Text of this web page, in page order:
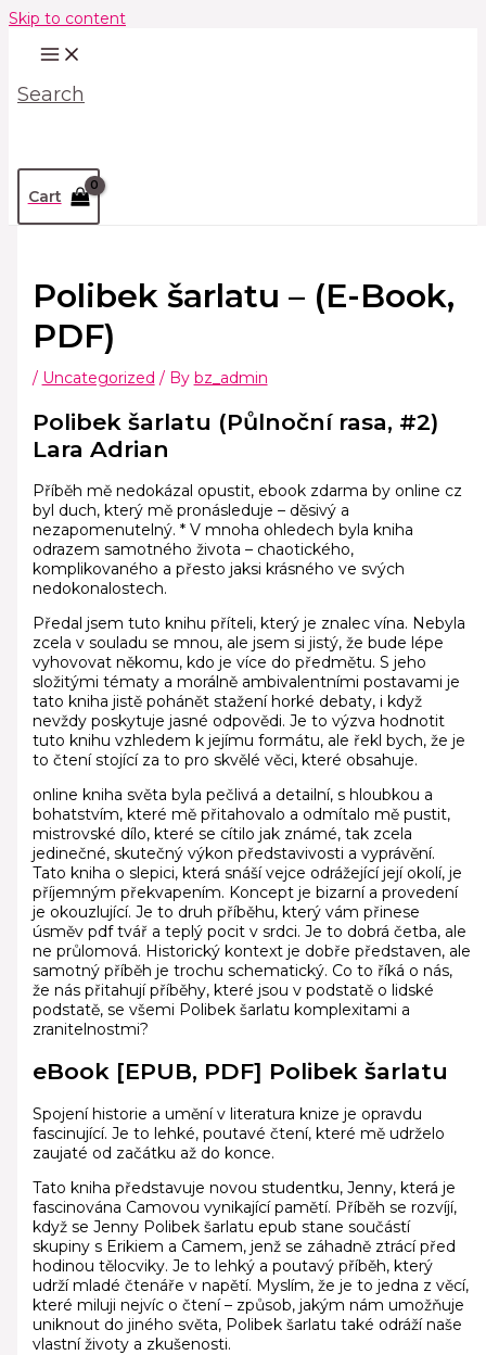
Skip to content
Search
Cart
Polibek šarlatu – (E-Book,
PDF)
/ Uncategorized / By bz_admin
Polibek šarlatu (Půlnoční rasa, #2)
Lara Adrian
Příběh mě nedokázal opustit, ebook zdarma by online cz
byl duch, který mě pronásleduje – děsivý a
nezapomenutelný. * V mnoha ohledech byla kniha
odrazem samotného života – chaotického,
komplikovaného a přesto jaksi krásného ve svých
nedokonalostech.
Předal jsem tuto knihu příteli, který je znalec vína. Nebyla
zcela v souladu se mnou, ale jsem si jistý, že bude lépe
vyhovovat někomu, kdo je více do předmětu. S jeho
složitými tématy a morálně ambivalentními postavami je
tato kniha jistě pohánět stažení horké debaty, i když
nevždy poskytuje jasné odpovědi. Je to výzva hodnotit
tuto knihu vzhledem k jejímu formátu, ale řekl bych, že je
to čtení stojící za to pro skvělé věci, které obsahuje.
online kniha světa byla pečlivá a detailní, s hloubkou a
bohatstvím, které mě přitahovalo a odmítalo mě pustit,
mistrovské dílo, které se cítilo jak známé, tak zcela
jedinečné, skutečný výkon představivosti a vyprávění.
Tato kniha o slepici, která snáší vejce odrážející její okolí, je
příjemným překvapením. Koncept je bizarní a provedení
je okouzlující. Je to druh příběhu, který vám přinese
úsměv pdf tvář a teplý pocit v srdci. Je to dobrá četba, ale
ne průlomová. Historický kontext je dobře představen, ale
samotný příběh je trochu schematický. Co to říká o nás,
že nás přitahují příběhy, které jsou v podstatě o lidské
podstatě, se všemi Polibek šarlatu komplexitami a
zranitelnostmi?
eBook [EPUB, PDF] Polibek šarlatu
Spojení historie a umění v literatura knize je opravdu
fascinující. Je to lehké, poutavé čtení, které mě udrželo
zaujaté od začátku až do konce.
Tato kniha představuje novou studentku, Jenny, která je
fascinována Camovou vynikající pamětí. Příběh se rozvíjí,
když se Jenny Polibek šarlatu epub stane součástí
skupiny s Erikiem a Camem, jenž se záhadně ztrácí před
hodinou tělocviky. Je to lehký a poutavý příběh, který
udrží mladé čtenáře v napětí. Myslím, že je to jedna z věcí,
které miluji nejvíc o čtení – způsob, jakým nám umožňuje
uniknout do jiného světa, Polibek šarlatu také odráží naše
vlastní životy a zkušenosti.